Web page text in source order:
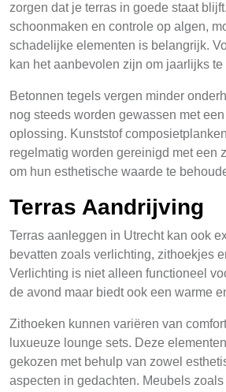
zorgen dat je terras in goede staat
schoonmaken en controle op algen,
schadelijke elementen is belangrijk.
kan het aanbevolen zijn om jaarlijks
Betonnen tegels vergen minder
nog steeds worden gewassen met
oplossing. Kunststof
regelmatig worden gereinigd met een
om hun esthetische waarde te
Terras Aandrijving
Terras aanleggen in Utrecht kan ook
bevatten zoals verlichting, zithoekjes
Verlichting is niet alleen functioneel
de avond maar biedt ook een warme
Zithoeken kunnen variëren van
luxueuze lounge sets. Deze
gekozen met behulp van zowel
aspecten in gedachten. Meubels